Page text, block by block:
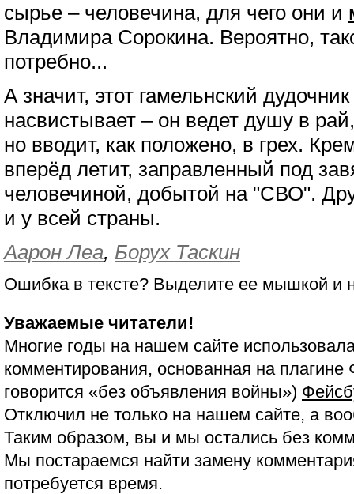
сырье – человечина, для чего они и
Владимира Сорокина. Вероятно,
потребно...
А значит, этот гамельнский
насвистывает – он ведет душу в
но вводит, как положено, в грех.
вперёд летит, заправленный под
человечиной, добытой на "СВО".
и у всей страны.
Аарон Леа, Борух Таскин
Ошибка в тексте? Выделите ее мышкой и
Уважаемые читатели!
Многие годы на нашем сайте
комментирования, основанная на
говорится «без объявления войны»)
Отключил не только на нашем сайте, а
Таким образом, вы и мы остались без
Мы постараемся найти замену
потребуется время.